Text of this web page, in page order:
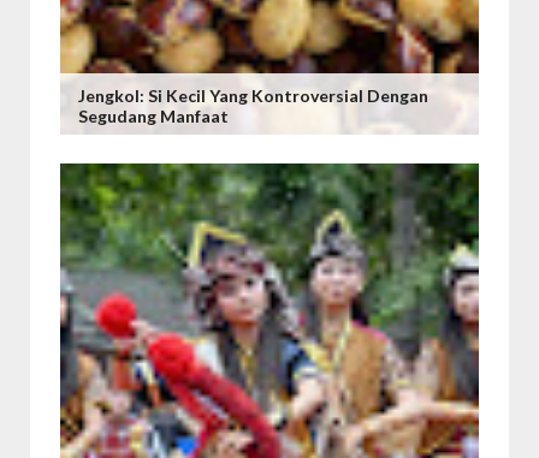
Jengkol: Si Kecil Yang Kontroversial Dengan
Segudang Manfaat